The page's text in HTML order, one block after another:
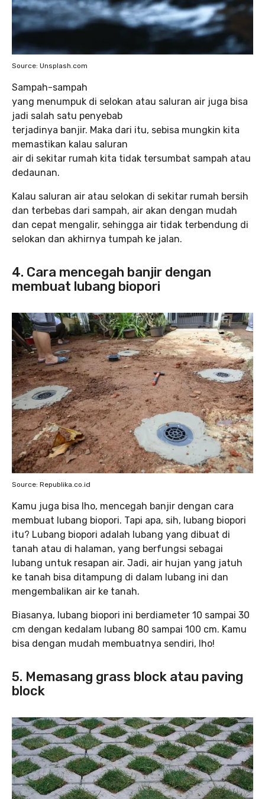
Source: Unsplash.com
Sampah-sampah
yang menumpuk di selokan atau saluran air juga bisa
jadi salah satu penyebab
terjadinya banjir. Maka dari itu, sebisa mungkin kita
memastikan kalau saluran
air di sekitar rumah kita tidak tersumbat sampah atau
dedaunan.
Kalau saluran air atau selokan di sekitar rumah bersih
dan terbebas dari sampah, air akan dengan mudah
dan cepat mengalir, sehingga air tidak terbendung di
selokan dan akhirnya tumpah ke jalan.
4. Cara mencegah banjir dengan
membuat lubang biopori
Source: Republika.co.id
Kamu juga bisa lho, mencegah banjir dengan cara
membuat lubang biopori. Tapi apa, sih, lubang biopori
itu? Lubang biopori adalah lubang yang dibuat di
tanah atau di halaman, yang berfungsi sebagai
lubang untuk resapan air. Jadi, air hujan yang jatuh
ke tanah bisa ditampung di dalam lubang ini dan
mengembalikan air ke tanah.
Biasanya, lubang biopori ini berdiameter 10 sampai 30
cm dengan kedalam lubang 80 sampai 100 cm. Kamu
bisa dengan mudah membuatnya sendiri, lho!
5. Memasang grass block atau paving
block